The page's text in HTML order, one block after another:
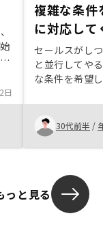
日
複雑な条件
に対応して
セールスがし
と並行してや
な条件を希望
駅徒歩1分の
ただけた。
プライベート
が、物件購入
30代前半 /
っと見る